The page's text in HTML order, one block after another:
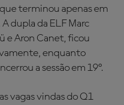
terminou apenas em
dupla da ELF Marc
e Aron Canet, ficou
enquanto
a sessão em 19º.
vagas vindas do Q1